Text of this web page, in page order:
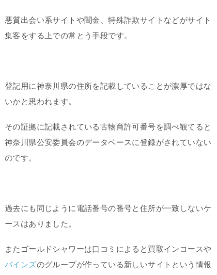
悪質出会い系サイトや闇金、特殊詐欺サイトなどがサイト
集客をする上での常とう手段です。
登記用に神奈川県の住所を記載していることが濃厚ではな
いかと思われます。
その証拠に記載されている古物商許可番号を調べ観てると
神奈川県公安委員会のデータベースに登録がされていない
のです。
過去にも同じように電話番号の番号と住所が一致しないケ
ースはありました。
またゴールドシャワーは口コミによると買取インコースや
バインズのグループが作っている新しいサイトという情報